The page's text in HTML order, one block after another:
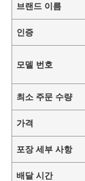
브랜드 이름
인증
모델 번호
최소 주문 수량
가격
포장 세부 사항
배달 시간